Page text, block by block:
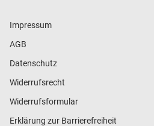
Impressum
AGB
Datenschutz
Widerrufsrecht
Widerrufsformular
Erklärung zur Barrierefreiheit